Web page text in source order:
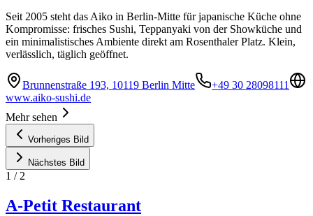
Seit 2005 steht das Aiko in Berlin-Mitte für japanische Küche ohne
Kompromisse: frisches Sushi, Teppanyaki von der Showküche und
ein minimalistisches Ambiente direkt am Rosenthaler Platz. Klein,
verlässlich, täglich geöffnet.
Brunnenstraße 193, 10119 Berlin Mitte
+49 30 28098111
www.aiko-sushi.de
Mehr sehen
Vorheriges Bild
Nächstes Bild
1 / 2
A-Petit Restaurant